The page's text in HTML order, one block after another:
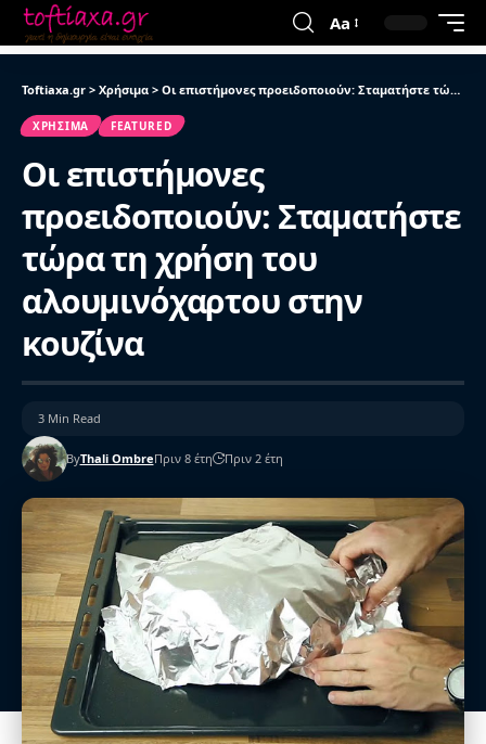
Aa
Toftiaxa.gr > Χρήσιμα > Οι επιστήμονες προειδοποιούν: Σταματήστε τώρα τη χρήση του αλουμινόχαρτου στην κουζίνα
ΧΡΉΣΙΜΑ FEATURED
Οι επιστήμονες
προειδοποιούν: Σταματήστε
τώρα τη χρήση του
αλουμινόχαρτου στην
κουζίνα
ByThali OmbreΠριν 8 έτη Πριν 2 έτη
3 Min Read